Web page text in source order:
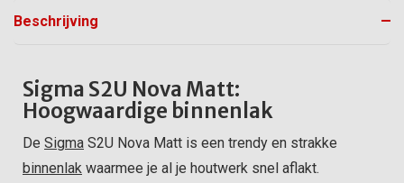
Beschrijving
Sigma S2U Nova Matt:
Hoogwaardige binnenlak
De Sigma S2U Nova Matt is een trendy en strakke
binnenlak waarmee je al je houtwerk snel aflakt.